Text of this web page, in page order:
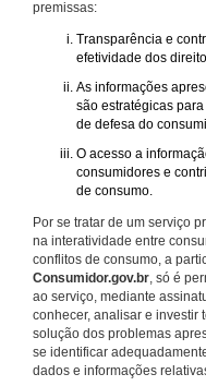
premissas:
Transparência e
efetividade dos
As informações
são estratégicas
de defesa do
O acesso a
consumidores e
de consumo.
Por se tratar de um serviço
na interatividade entre
conflitos de consumo, a
Consumidor.gov.br, só é
ao serviço, mediante
conhecer, analisar e investir
solução dos problemas
se identificar
dados e informações